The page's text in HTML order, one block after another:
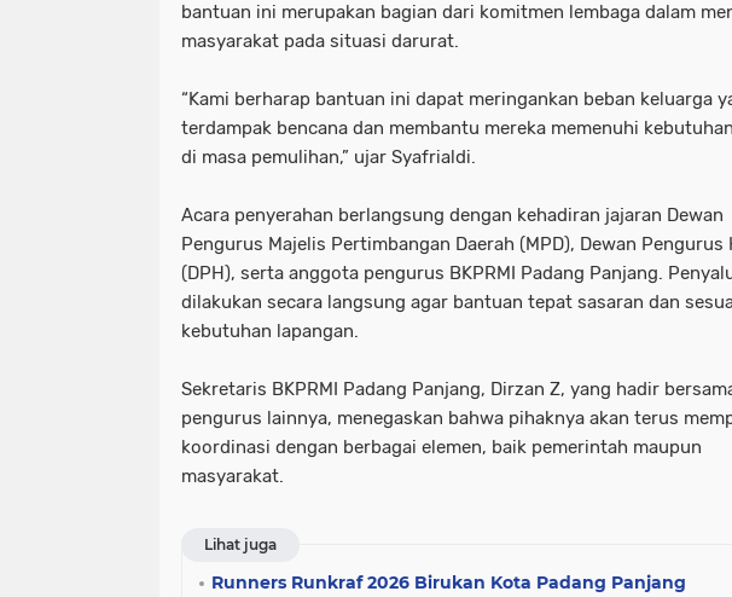
bantuan ini merupakan bagian dari komitmen lembaga dalam
masyarakat pada situasi darurat.
“Kami berharap bantuan ini dapat meringankan beban keluarga
terdampak bencana dan membantu mereka memenuhi
di masa pemulihan,” ujar Syafrialdi.
Acara penyerahan berlangsung dengan kehadiran jajaran Dewan
Pengurus Majelis Pertimbangan Daerah (MPD), Dewan Pengurus
(DPH), serta anggota pengurus BKPRMI Padang Panjang.
dilakukan secara langsung agar bantuan tepat sasaran dan
kebutuhan lapangan.
Sekretaris BKPRMI Padang Panjang, Dirzan Z, yang hadir
pengurus lainnya, menegaskan bahwa pihaknya akan terus
koordinasi dengan berbagai elemen, baik pemerintah maupun
masyarakat.
Lihat juga
Runners Runkraf 2026 Birukan Kota Padang Panjang